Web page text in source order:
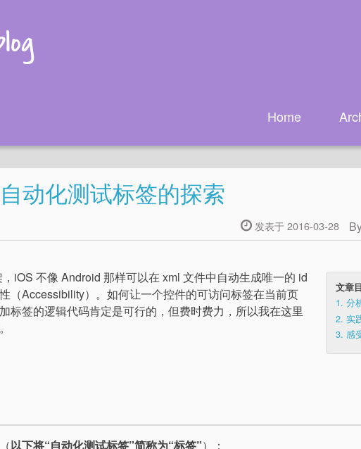
Home
动化测试标签的探索
发表于 2016-03-28
文章
1. 分
2. 实
3. 感
iOS 不像 Android 那样可以在 xml 文件中自动生成唯一的 id
（Accessibility）。如何让一个控件的可访问标签在当前页
标签的逻辑代码肯定是可行的，但费时费力，所以我在这里
以下将“自动化测试标签”简称为“标签”）：